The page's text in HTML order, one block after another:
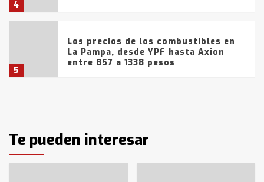
4
5
Los precios de los combustibles en
La Pampa, desde YPF hasta Axion
entre 857 a 1338 pesos
6
de la provincia
T.Lauquen: tres jóvenes que
Te pueden interesar